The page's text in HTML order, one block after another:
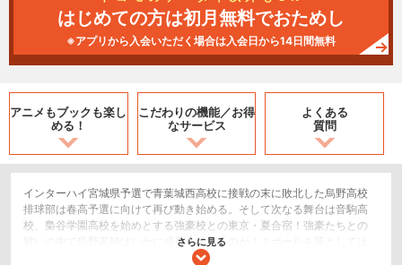
はじめての方は初月無料でおためし
※アプリから入会いただく場合は入会日から14日間無料
アニメもブックも楽し
める！
こだわりの機能／お得
なサービス
よくある
質問
インターハイ宮城県予選で青葉城西高校に接戦の末に敗北した烏野高校
排球部は春高予選に向けて再び動き始める。そして次なる舞台は音駒高
校、梟谷学園高校を始めとする強豪校との東京・夏合宿！強豪たちとの
戦いの中で烏野高校はいかに成長を遂げるのか！？ボールを落としては
いけない、持ってもいけない。3度のボレーで攻撃へと"繋ぐ"球技、バレ
さらに見る